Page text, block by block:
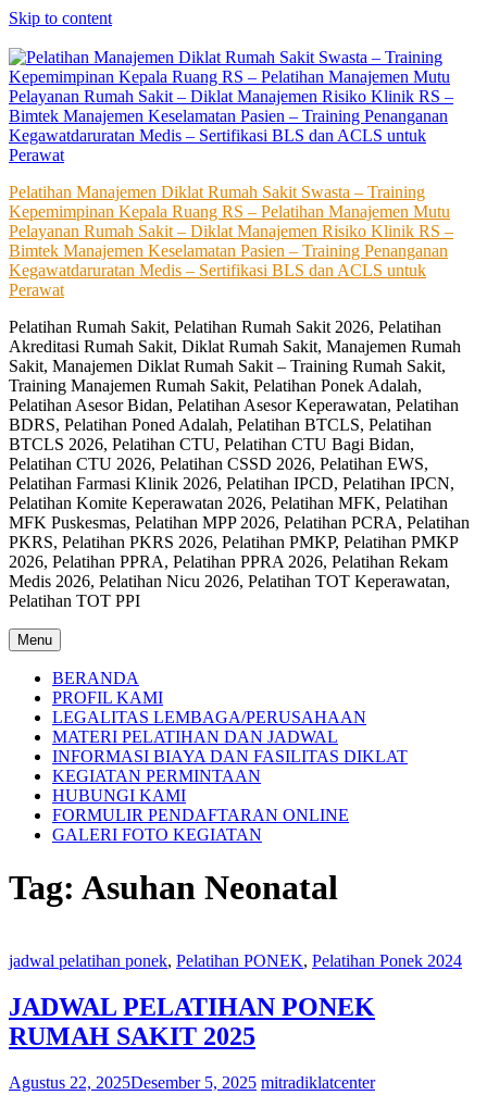
Skip to content
Pelatihan Manajemen Diklat Rumah Sakit Swasta – Training
Kepemimpinan Kepala Ruang RS – Pelatihan Manajemen Mutu
Pelayanan Rumah Sakit – Diklat Manajemen Risiko Klinik RS –
Bimtek Manajemen Keselamatan Pasien – Training Penanganan
Kegawatdaruratan Medis – Sertifikasi BLS dan ACLS untuk
Perawat
Pelatihan Rumah Sakit, Pelatihan Rumah Sakit 2026, Pelatihan
Akreditasi Rumah Sakit, Diklat Rumah Sakit, Manajemen Rumah
Sakit, Manajemen Diklat Rumah Sakit – Training Rumah Sakit,
Training Manajemen Rumah Sakit, Pelatihan Ponek Adalah,
Pelatihan Asesor Bidan, Pelatihan Asesor Keperawatan, Pelatihan
BDRS, Pelatihan Poned Adalah, Pelatihan BTCLS, Pelatihan
BTCLS 2026, Pelatihan CTU, Pelatihan CTU Bagi Bidan,
Pelatihan CTU 2026, Pelatihan CSSD 2026, Pelatihan EWS,
Pelatihan Farmasi Klinik 2026, Pelatihan IPCD, Pelatihan IPCN,
Pelatihan Komite Keperawatan 2026, Pelatihan MFK, Pelatihan
MFK Puskesmas, Pelatihan MPP 2026, Pelatihan PCRA, Pelatihan
PKRS, Pelatihan PKRS 2026, Pelatihan PMKP, Pelatihan PMKP
2026, Pelatihan PPRA, Pelatihan PPRA 2026, Pelatihan Rekam
Medis 2026, Pelatihan Nicu 2026, Pelatihan TOT Keperawatan,
Pelatihan TOT PPI
Menu
BERANDA
PROFIL KAMI
LEGALITAS LEMBAGA/PERUSAHAAN
MATERI PELATIHAN DAN JADWAL
INFORMASI BIAYA DAN FASILITAS DIKLAT
KEGIATAN PERMINTAAN
HUBUNGI KAMI
FORMULIR PENDAFTARAN ONLINE
GALERI FOTO KEGIATAN
Tag: Asuhan Neonatal
jadwal pelatihan ponek, Pelatihan PONEK, Pelatihan Ponek 2024
JADWAL PELATIHAN PONEK
RUMAH SAKIT 2025
Agustus 22, 2025Desember 5, 2025 mitradiklatcenter